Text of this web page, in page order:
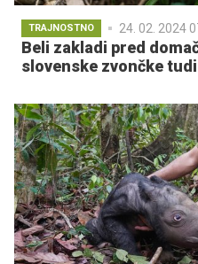
TRAJNOSTNO 24. 02. 2024
Beli zakladi pred
slovenske zvončke